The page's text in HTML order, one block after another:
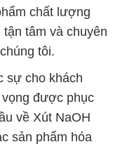
chất lượng
tâm và chuyên
tôi.
sự cho khách
vọng được phục
về Xút NaOH
sản phẩm hóa